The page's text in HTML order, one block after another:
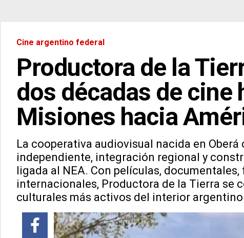
Cine argentino federal
Productora de la
dos décadas de cine
Misiones hacia
La cooperativa audiovisual nacida en
independiente, integración regional y
ligada al NEA. Con películas,
internacionales, Productora de la Tierra se
culturales más activos del interior